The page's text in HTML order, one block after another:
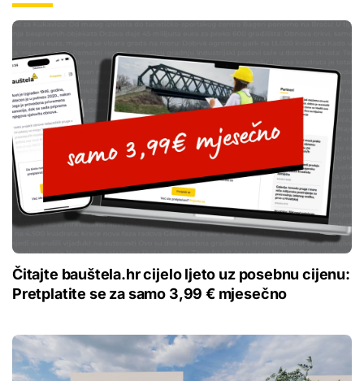
Čitajte bauštela.hr cijelo ljeto uz posebnu cijenu:
Pretplatite se za samo 3,99 € mjesečno